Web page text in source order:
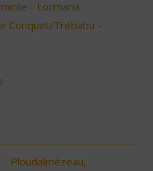
- Locmaria-
Conquet/Trébabu -
Ploudalmézeau,